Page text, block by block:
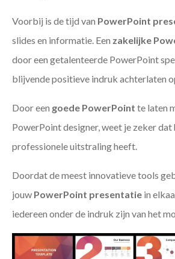
Voorbij is de tijd van PowerPoint
slides en informatie. Een zakelijke
door een getalenteerde PowerPoint
blijvende positieve indruk achterlaten
Door een goede PowerPoint te laten
PowerPoint designer, weet je zeker dat
professionele uitstraling heeft.
Doordat de meest innovatieve tools
jouw PowerPoint presentatie in
iedereen onder de indruk zijn van het